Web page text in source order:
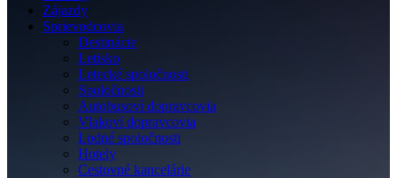
Zájazdy
Sprievodcovia
Destinácie
Letisko
Letecké spoločnosti
Spoločnosti
Autobusoví dopravcovia
Vlakoví dopravcovia
Lodné spoločnosti
Hotely
Cestovné kancelárie